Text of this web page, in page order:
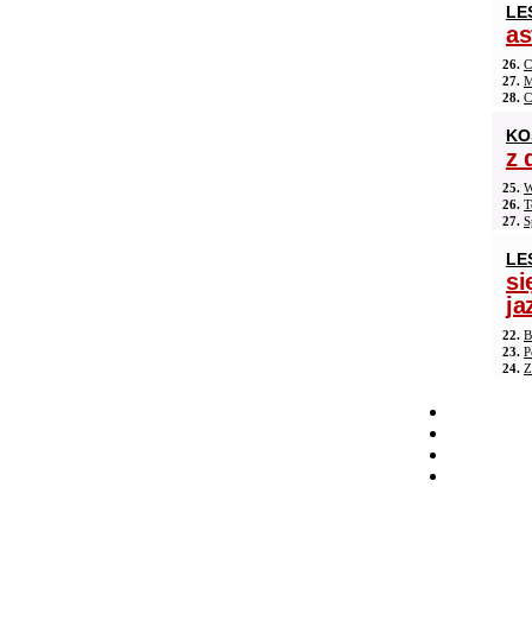
26.
27.
28.
z
25.
26.
27.
22.
23.
24.